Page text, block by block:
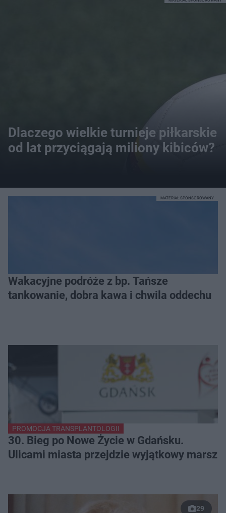
Dlaczego wielkie turnieje piłkarskie
od lat przyciągają miliony kibiców?
Wakacyjne podróże z bp. Tańsze
tankowanie, dobra kawa i chwila oddechu
MATERIAŁ SPONSOROWANY
PROMOCJA TRANSPLANTOLOGII
30. Bieg po Nowe Życie w Gdańsku.
Ulicami miasta przejdzie wyjątkowy marsz
29